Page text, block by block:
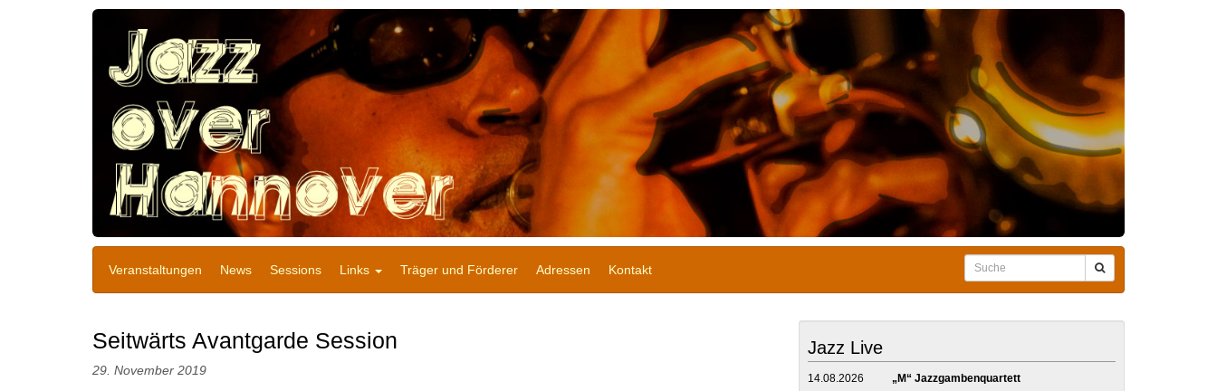
Veranstaltungen News Sessions Links Träger und Förderer Adressen Kontakt
Seitwärts Avantgarde Session
29. November 2019
Jazz Live
14.08.2026
„M“ Jazzgambenquartett